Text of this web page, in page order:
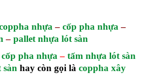
nhựa – cốp pha nhựa –
– pallet nhựa lót sàn
cốp pha nhựa – tấm nhựa lót sàn
sàn hay còn gọi là coppha xây